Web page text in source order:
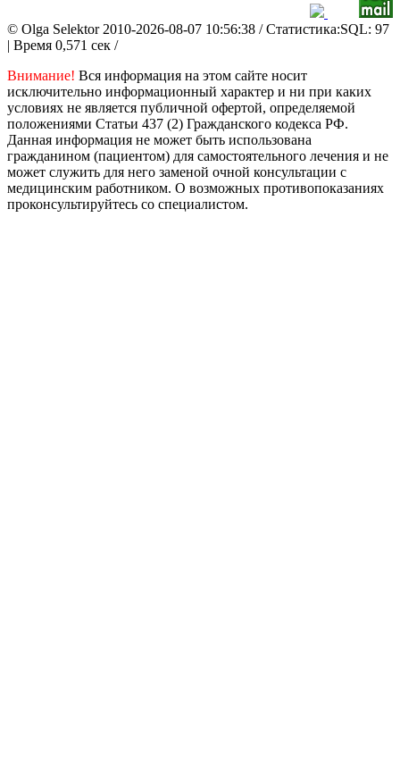
© Olga Selektor 2010-2026-08-07 10:56:38 / Статистика:SQL: 97
| Время 0,571 сек /
Внимание! Вся информация на этом сайте носит
исключительно информационный характер и ни при каких
условиях не является публичной офертой, определяемой
положениями Статьи 437 (2) Гражданского кодекса РФ.
Данная информация не может быть использована
гражданином (пациентом) для самостоятельного лечения и не
может служить для него заменой очной консультации с
медицинским работником. О возможных противопоказаниях
проконсультируйтесь со специалистом.